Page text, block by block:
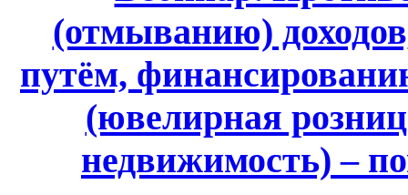
(отмыванию)
путём,
(ювелирная
недвижимость) –